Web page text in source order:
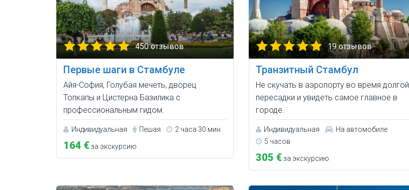
450 отзывов
Первые шаги в Стамбуле
Айя-София, Голубая мечеть, дворец
Топкапы и Цистерна Базилика с
профессиональным гидом.
Индивидуальная Пешая 2 часа 30 мин.
164 €за экскурсию
19 отзывов
Транзитный Стамбул
Не скучать в аэропорту во время долгой
пересадки и увидеть самое главное в
городе.
Индивидуальная
На автомобиле
5 часов
305 €за экскурсию